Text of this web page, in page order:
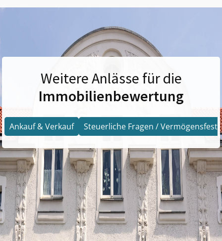
Weitere Anlässe für die
Immobilienbewertung
Ankauf & Verkauf Steuerliche Fragen /